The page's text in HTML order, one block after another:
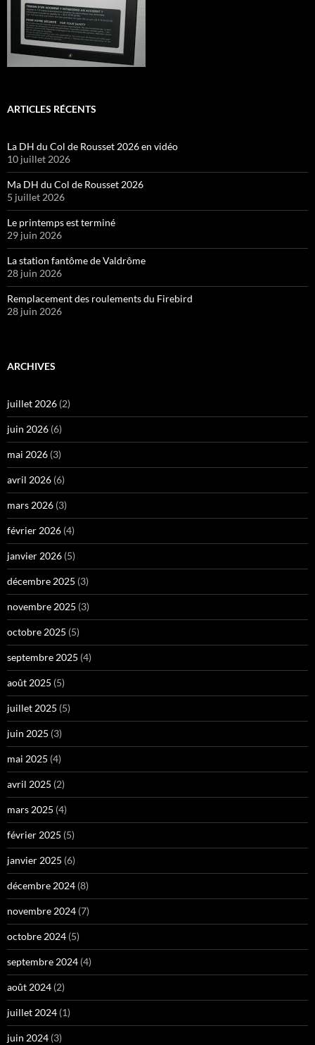
ARTICLES RÉCENTS
La DH du Col de Rousset 2026 en vidéo
10 juillet 2026
Ma DH du Col de Rousset 2026
5 juillet 2026
Le printemps est terminé
29 juin 2026
La station fantôme de Valdrôme
28 juin 2026
Remplacement des roulements du Firebird
28 juin 2026
ARCHIVES
juillet 2026 (2)
juin 2026 (6)
mai 2026 (3)
avril 2026 (6)
mars 2026 (3)
février 2026 (4)
janvier 2026 (5)
décembre 2025 (3)
novembre 2025 (3)
octobre 2025 (5)
septembre 2025 (4)
août 2025 (5)
juillet 2025 (5)
juin 2025 (3)
mai 2025 (4)
avril 2025 (2)
mars 2025 (4)
février 2025 (5)
janvier 2025 (6)
décembre 2024 (8)
novembre 2024 (7)
octobre 2024 (5)
septembre 2024 (4)
août 2024 (2)
juillet 2024 (1)
juin 2024 (3)